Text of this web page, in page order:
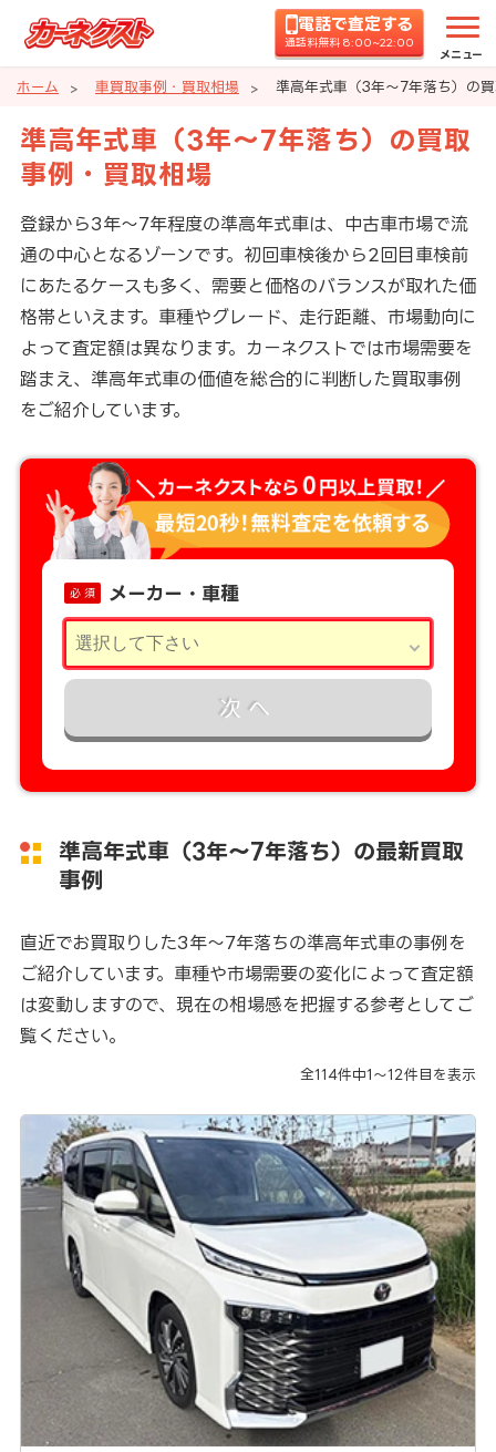
電話で査定する
通話料無料 8:00~22:00
メニュー
ホーム 車買取事例・買取相場 準高年式車（3年～7年落ち）の
準高年式車（3年～7年落ち）の買取
事例・買取相場
登録から3年～7年程度の準高年式車は、中古車市場で流
通の中心となるゾーンです。初回車検後から2回目車検前
にあたるケースも多く、需要と価格のバランスが取れた価
格帯といえます。車種やグレード、走行距離、市場動向に
よって査定額は異なります。カーネクストでは市場需要を
踏まえ、準高年式車の価値を総合的に判断した買取事例
をご紹介しています。
必 須 メーカー・車種
次へ
準高年式車（3年～7年落ち）の最新買取
事例
直近でお買取りした3年～7年落ちの準高年式車の事例を
ご紹介しています。車種や市場需要の変化によって査定額
は変動しますので、現在の相場感を把握する参考としてご
覧ください。
全114件中1～12件目を表示